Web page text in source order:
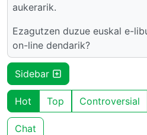
aukerarik.
Ezagutzen duzue euskal e-
on-line dendarik?
Sidebar
Hot Top Controversial
Chat